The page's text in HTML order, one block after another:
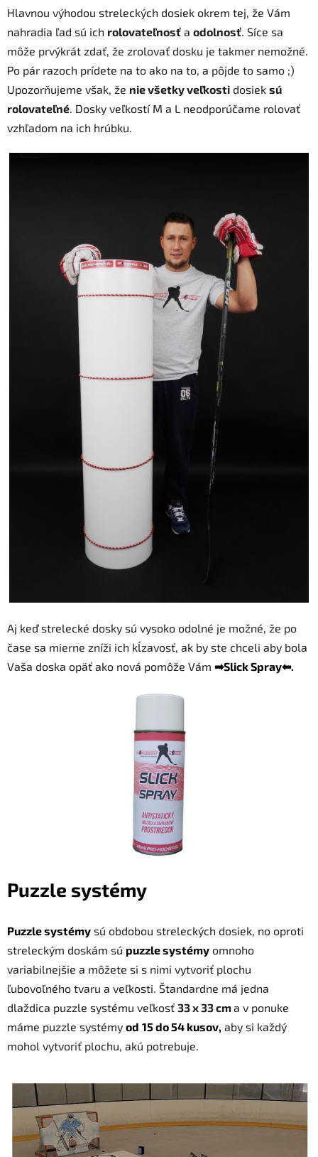
Hlavnou výhodou streleckých dosiek okrem tej, že Vám
nahradia ľad sú ich rolovateľnosť a odolnosť . Síce sa
môže prvýkrát zdať, že zrolovať dosku je takmer nemožné.
Po pár razoch prídete na to ako na to, a pôjde to samo ;)
Upozorňujeme však, že nie všetky veľkosti dosiek sú
rolovateľné . Dosky veľkostí M a L neodporúčame rolovať
vzhľadom na ich hrúbku.
Aj keď strelecké dosky sú vysoko odolné je možné, že po
čase sa mierne zníži ich kĺzavosť, ak by ste chceli aby bola
Vaša doska opäť ako nová pomôže Vám ➡Slick Spray⬅.
Puzzle systémy
Puzzle systémy sú obdobou streleckých dosiek, no oproti
streleckým doskám sú puzzle systémy omnoho
variabilnejšie a môžete si s nimi vytvoriť plochu
ľubovoľného tvaru a veľkosti. Štandardne má jedna
dlaždica puzzle systému veľkosť 33 x 33 cma v ponuke
máme puzzle systémy od 15 do 54 kusov, aby si každý
mohol vytvoriť plochu, akú potrebuje.